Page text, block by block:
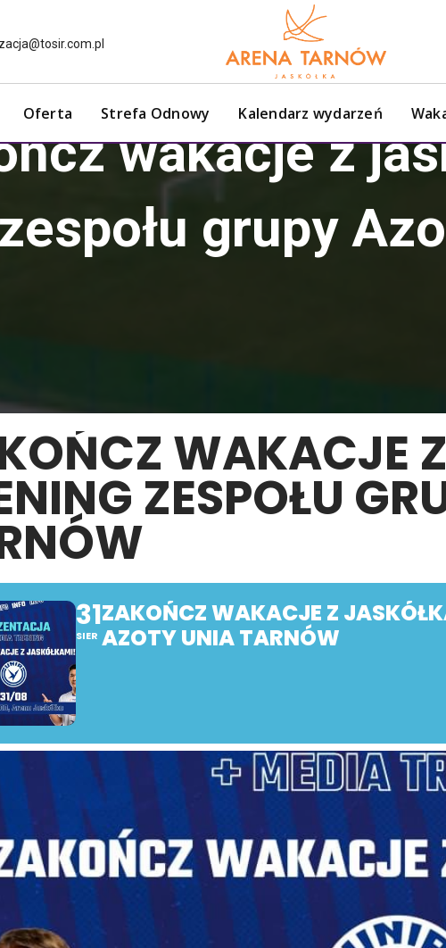
Oferta Strefa Odnowy Kalendarz wydarzeń
wakacje z
zespołu grupy
WAKACJE
ZESPOŁU
31
SIER
ZAKOŃCZ WAKACJE Z
AZOTY UNIA TARNÓW